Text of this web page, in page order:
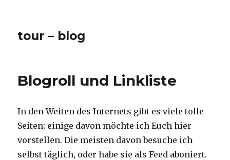
tour – blog
Blogroll und Linkliste
In den Weiten des Internets gibt es viele tolle
Seiten; einige davon möchte ich Euch hier
vorstellen. Die meisten davon besuche ich
selbst täglich, oder habe sie als Feed aboniert.